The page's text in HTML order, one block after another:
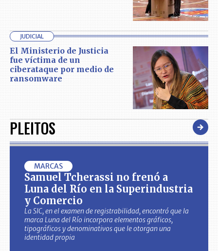
JUDICIAL
El Ministerio de Justicia
fue víctima de un
ciberataque por medio de
ransomware
PLEITOS
MARCAS
Samuel Tcherassi no frenó a
Luna del Río en la Superindustria
y Comercio
La SIC, en el examen de registrabilidad, encontró que la
marca Luna del Río incorpora elementos gráficos,
tipográficos y denominativos que le otorgan una
identidad propia